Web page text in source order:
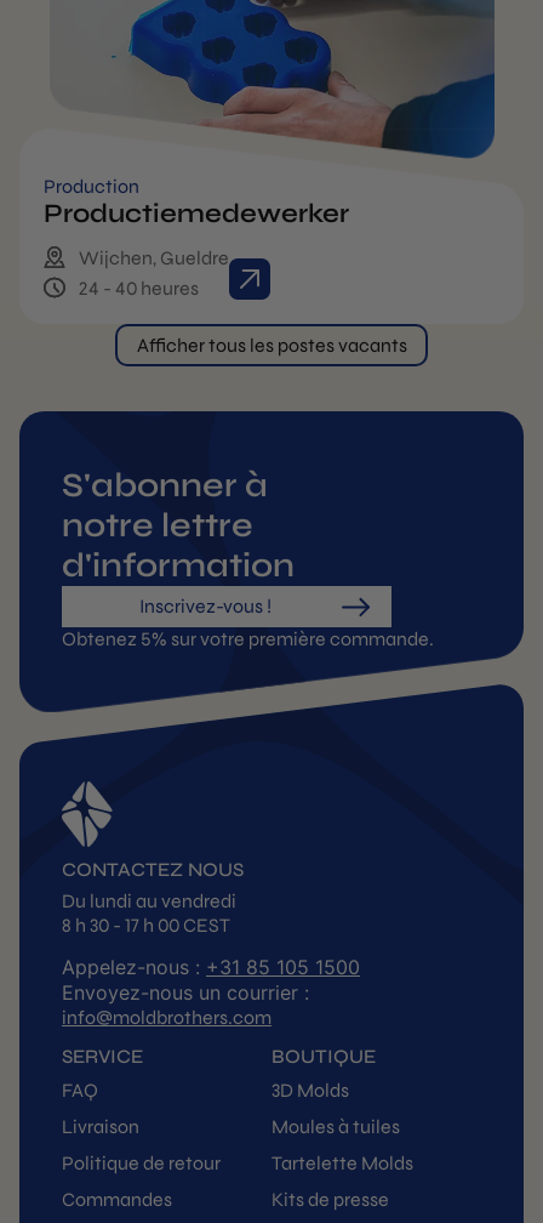
Production
Productiemedewerker
Wijchen, Gueldre
24 - 40 heures
Afficher tous les postes vacants
S'abonner à
notre lettre
d'information
Inscrivez-vous !
Obtenez 5% sur votre première commande.
SERVICE
FAQ
Livraison
Politique de retour
Commandes
BOUTIQUE
3D Molds
Moules à tuiles
Tartelette Molds
Kits de presse
CONTACTEZ NOUS
Du lundi au vendredi
8 h 30 - 17 h 00 CEST
Appelez-nous : +31 85 105 1500
Envoyez-nous un courrier :
info@moldbrothers.com